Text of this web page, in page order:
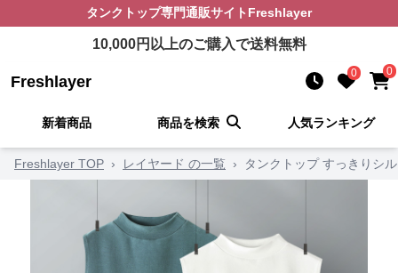
タンクトップ専門通販サイト Freshlayer
10,000円以上のご購入で送料無料
Freshlayer 0 0
新着商品 商品を検索 人気ランキング
Freshlayer TOP › レイヤード の一覧 › タンクトップ すっきりシ